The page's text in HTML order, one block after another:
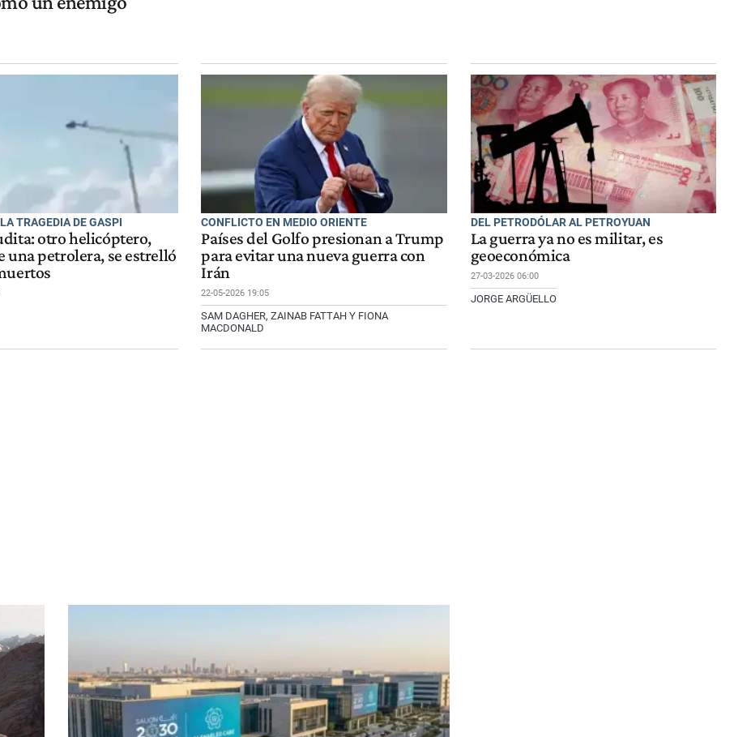
TRAGEDIA DE GASPI
otro helicóptero,
una petrolera, se estrelló
CONFLICTO EN MEDIO ORIENTE
Países del Golfo presionan a Trump
para evitar una nueva guerra con
Irán
22-05-2026 19:05
SAM DAGHER, ZAINAB FATTAH Y FIONA
MACDONALD
DEL PETRODÓLAR AL PETROYUAN
La guerra ya no es militar, es
geoeconómica
27-03-2026 06:00
JORGE ARGÜELLO